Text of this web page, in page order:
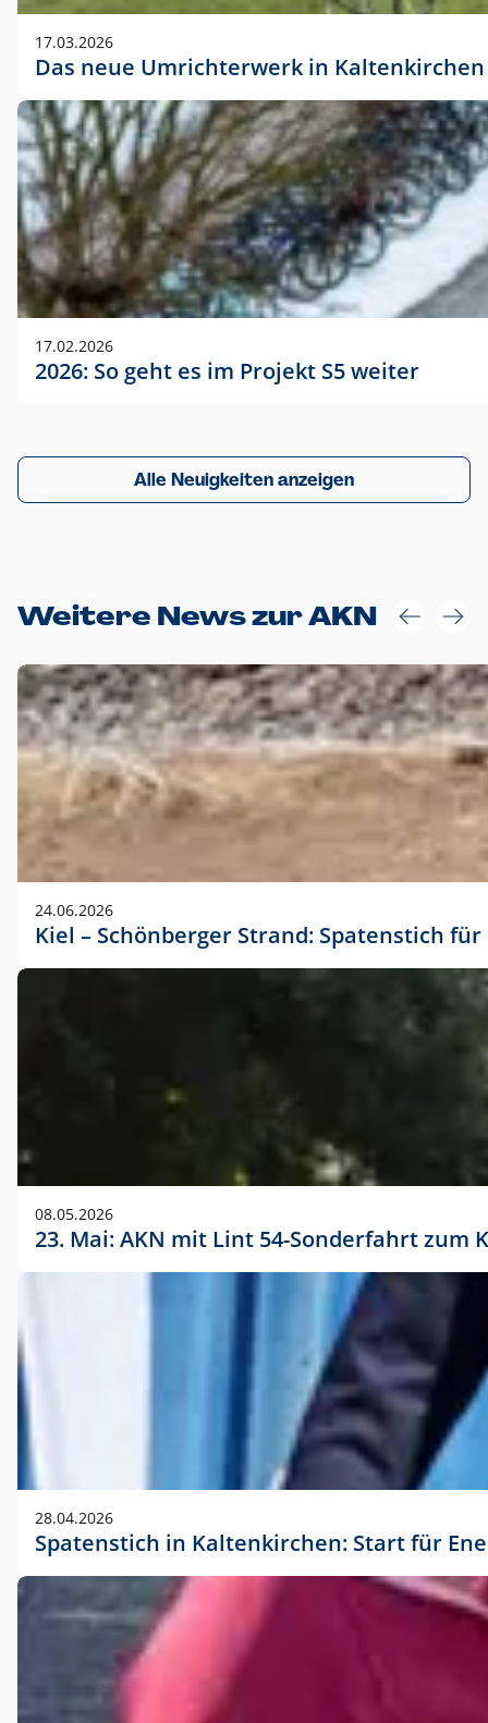
17.03.2026
Das neue Umrichterwerk in Kaltenkirchen
17.02.2026
2026: So geht es im Projekt S5 weiter
Alle Neuigkeiten anzeigen
Weitere News zur AKN
24.06.2026
Kiel – Schönberger Strand: Spatenstich
08.05.2026
23. Mai: AKN mit Lint 54-Sonderfahrt
28.04.2026
Spatenstich in Kaltenkirchen: Start für